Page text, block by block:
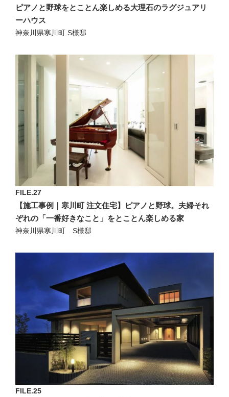
ピアノと野球をとことん楽しめる大理石のラグジュアリ
ーハウス
神奈川県寒川町 S様邸
FILE.27
【施工事例｜寒川町 注文住宅】ピアノと野球。夫婦それ
ぞれの「一番好きなこと」をとことん楽しめる家
神奈川県寒川町 S様邸
FILE.25